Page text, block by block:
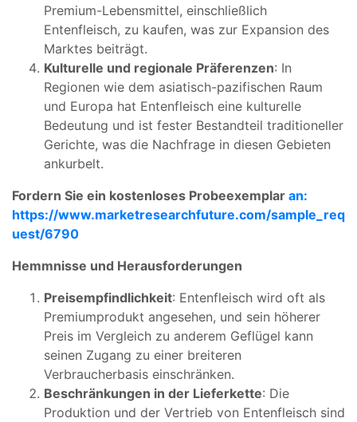
Premium-Lebensmittel, einschließlich
Entenfleisch, zu kaufen, was zur Expansion des
Marktes beiträgt.
Kulturelle und regionale Präferenzen: In
Regionen wie dem asiatisch-pazifischen Raum
und Europa hat Entenfleisch eine kulturelle
Bedeutung und ist fester Bestandteil traditioneller
Gerichte, was die Nachfrage in diesen Gebieten
ankurbelt.
Fordern Sie ein kostenloses Probeexemplar an:
https://www.marketresearchfuture.com/sample_req
uest/6790
Hemmnisse und Herausforderungen
Preisempfindlichkeit: Entenfleisch wird oft als
Premiumprodukt angesehen, und sein höherer
Preis im Vergleich zu anderem Geflügel kann
seinen Zugang zu einer breiteren
Verbraucherbasis einschränken.
Beschränkungen in der Lieferkette: Die
Produktion und der Vertrieb von Entenfleisch sind